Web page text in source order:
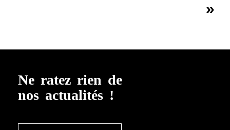
»
Ne ratez rien de
nos actualités !